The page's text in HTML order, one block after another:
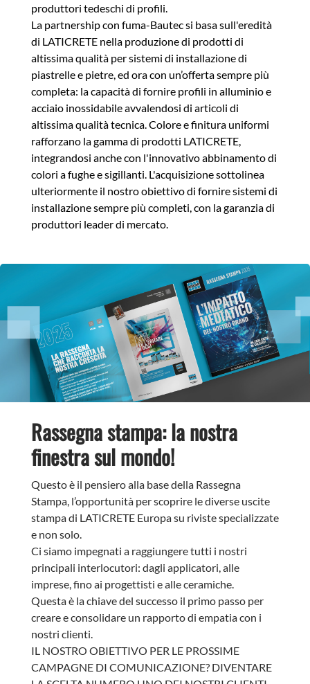
produttori tedeschi di profili.
La partnership con fuma-Bautec si basa sull'eredità
di LATICRETE nella produzione di prodotti di
altissima qualità per sistemi di installazione di
piastrelle e pietre, ed ora con un’offerta sempre più
completa: la capacità di fornire profili in alluminio e
acciaio inossidabile avvalendosi di articoli di
altissima qualità tecnica. Colore e finitura uniformi
rafforzano la gamma di prodotti LATICRETE,
integrandosi anche con l'innovativo abbinamento di
colori a fughe e sigillanti. L'acquisizione sottolinea
ulteriormente il nostro obiettivo di fornire sistemi di
installazione sempre più completi, con la garanzia di
produttori leader di mercato.
Rassegna stampa: la nostra
finestra sul mondo!
Questo è il pensiero alla base della Rassegna
Stampa, l’opportunità per scoprire le diverse uscite
stampa di LATICRETE Europa su riviste specializzate
e non solo.
Ci siamo impegnati a raggiungere tutti i nostri
principali interlocutori: dagli applicatori, alle
imprese, fino ai progettisti e alle ceramiche.
Questa è la chiave del successo il primo passo per
creare e consolidare un rapporto di empatia con i
nostri clienti.
IL NOSTRO OBIETTIVO PER LE PROSSIME
CAMPAGNE DI COMUNICAZIONE? DIVENTARE